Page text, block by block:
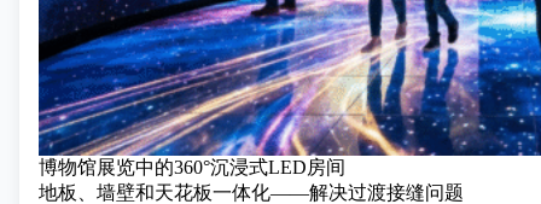
博物馆展览中的360°沉浸式LED房间
地板、墙壁和天花板一体化——解决过渡接缝问题